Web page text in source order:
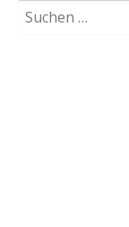
nach: